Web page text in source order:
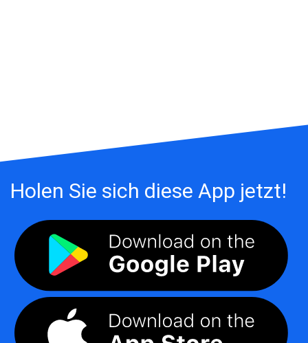
Holen Sie sich diese App jetzt!